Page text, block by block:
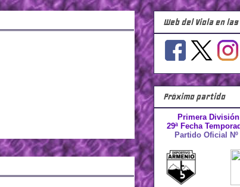
Web del Viola en
Próximo partido
Primera
29ª Fecha
Partido Oficial Nº